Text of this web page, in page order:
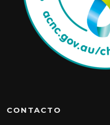
CONTACTO